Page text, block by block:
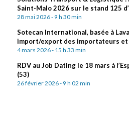
Saint-Malo 2026 sur le stand 125
28 mai 2026 - 9 h 30 min
Sotecan International, basée à
import/export des importateurs et
4 mars 2026 - 15 h 33 min
RDV au Job Dating le 18 mars à
(53)
26 février 2026 - 9 h 02 min